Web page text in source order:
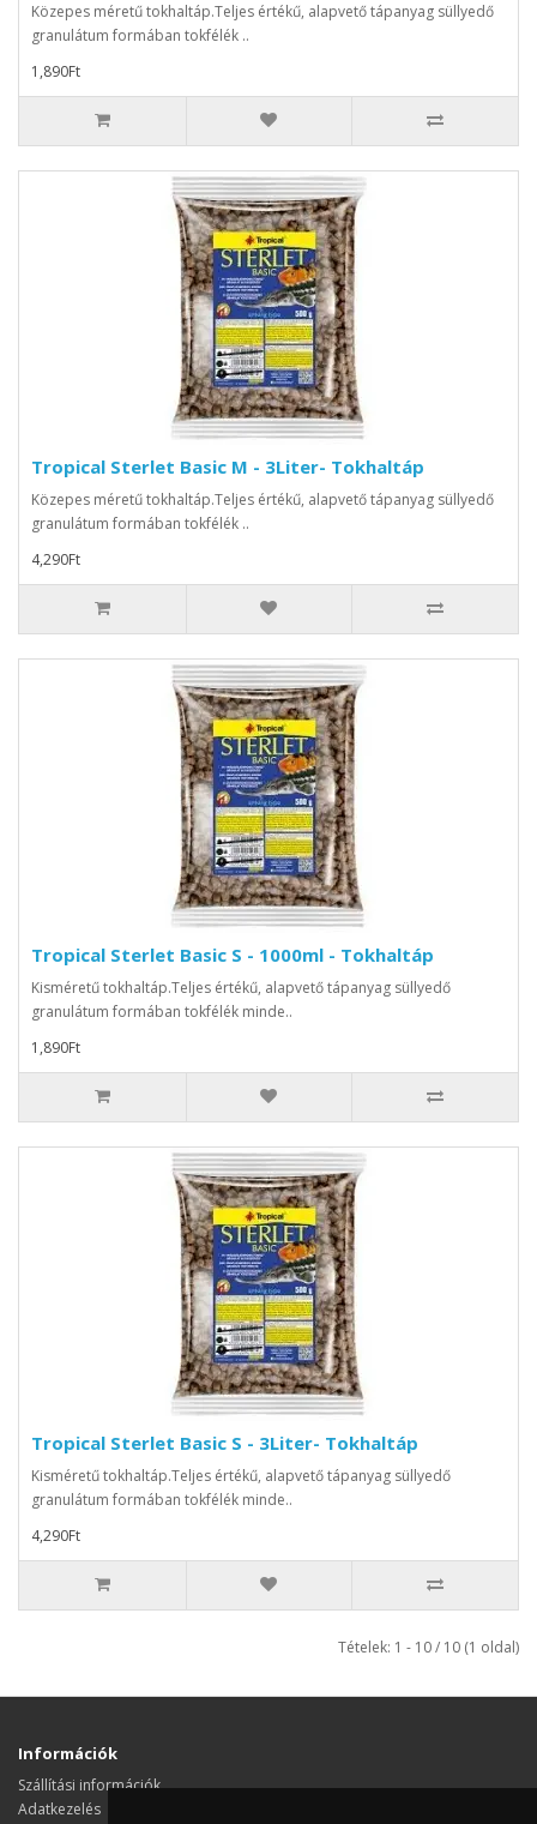
Közepes méretű tokhaltáp.Teljes értékű, alapvető tápanyag süllyedő
granulátum formában tokfélék ..
1,890Ft
Tropical Sterlet Basic M - 3Liter- Tokhaltáp
Közepes méretű tokhaltáp.Teljes értékű, alapvető tápanyag süllyedő
granulátum formában tokfélék ..
4,290Ft
Tropical Sterlet Basic S - 1000ml - Tokhaltáp
Kisméretű tokhaltáp.Teljes értékű, alapvető tápanyag süllyedő
granulátum formában tokfélék minde..
1,890Ft
Tropical Sterlet Basic S - 3Liter- Tokhaltáp
Kisméretű tokhaltáp.Teljes értékű, alapvető tápanyag süllyedő
granulátum formában tokfélék minde..
4,290Ft
Tételek: 1 - 10 / 10 (1 oldal)
Információk
Szállítási információk
Adatkezelés